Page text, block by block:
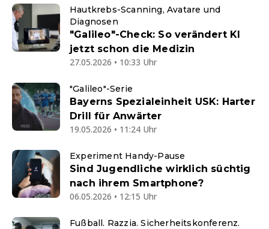
Hautkrebs-Scanning, Avatare und
Diagnosen
"Galileo"-Check: So verändert KI
jetzt schon die Medizin
27.05.2026 • 10:33 Uhr
"Galileo"-Serie
Bayerns Spezialeinheit USK: Harter
Drill für Anwärter
19.05.2026 • 11:24 Uhr
Experiment Handy-Pause
Sind Jugendliche wirklich süchtig
nach ihrem Smartphone?
06.05.2026 • 12:15 Uhr
Fußball. Razzia. Sicherheitskonferenz.